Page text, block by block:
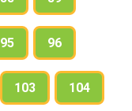
95 96
103 104